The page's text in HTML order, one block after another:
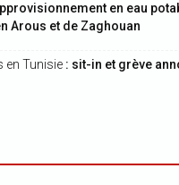
en eau
Arous et de Zaghouan
en Tunisie : sit-in et grève